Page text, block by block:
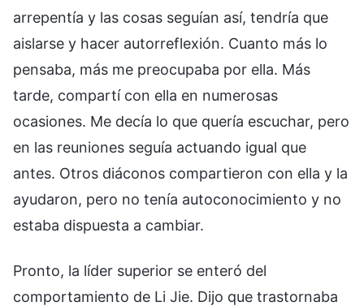
arrepentía y las cosas seguían así, tendría que
aislarse y hacer autorreflexión. Cuanto más lo
pensaba, más me preocupaba por ella. Más
tarde, compartí con ella en numerosas
ocasiones. Me decía lo que quería escuchar, pero
en las reuniones seguía actuando igual que
antes. Otros diáconos compartieron con ella y la
ayudaron, pero no tenía autoconocimiento y no
estaba dispuesta a cambiar.
Pronto, la líder superior se enteró del
comportamiento de Li Jie. Dijo que trastornaba